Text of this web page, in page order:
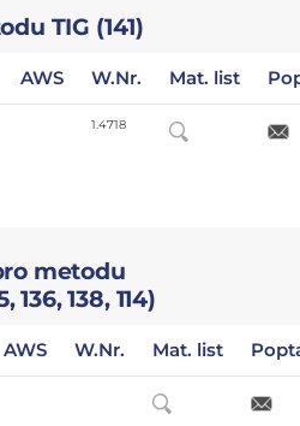
TIG (141)
AWS W.Nr. Mat. list
1.4718
metodu
136, 138, 114)
AWS W.Nr. Mat. list